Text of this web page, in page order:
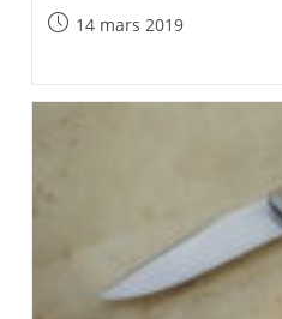
Post14 mars 2019